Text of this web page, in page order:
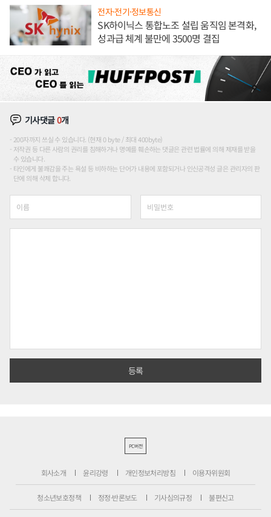
전자·전기·정보통신
SK하이닉스 통합노조 설립 움직임 본격화,
성과급 체계 불만에 3500명 결집
기사댓글0개
200자까지 쓰실 수 있습니다. (현재 0 byte / 최대 400byte)
저작권 등 다른 사람의 권리를 침해하거나 명예를 훼손하는 댓글은 관련 법률에 의해 제재를 받을
수 있습니다.
타인에게 불쾌감을 주는 욕설 등 비하하는 단어가 내용에 포함되거나 인신공격성 글은 관리자의 판
단에 의해 삭제 합니다.
PC버전
회사소개 윤리강령 개인정보처리방침 이용자위원회
청소년보호정책 정정·반론보도 기사심의규정 불편신고